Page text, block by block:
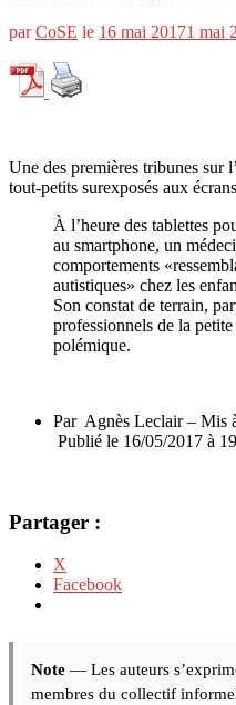
parCoSE le 16 mai 20171 mai
Une des premières tribunes sur
tout-petits surexposés aux
À l’heure des tablettes
au smartphone, un
comportements
autistiques» chez les
Son constat de terrain,
professionnels de la
polémique.
Par Agnès Leclair – Mis
Publié le 16/05/2017 à
Partager :
X
Facebook
Note — Les auteurs
membres du collectif